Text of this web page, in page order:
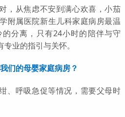
，从焦虑不安到满心欢喜，小茄
附属医院新生儿科家庭病房最温
分离，只有24小时的陪伴与守
业的指引与关怀。
们的母婴家庭病房？
、呼吸急促等情况，需要父母时